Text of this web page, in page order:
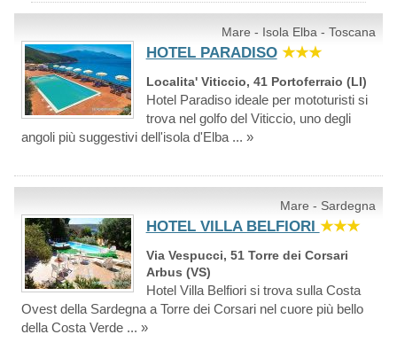
Mare - Isola Elba - Toscana
HOTEL PARADISO ★★★
Localita' Viticcio, 41 Portoferraio (LI)
Hotel Paradiso ideale per mototuristi si
trova nel golfo del Viticcio, uno degli
angoli più suggestivi dell'isola d'Elba ... »
Mare - Sardegna
HOTEL VILLA BELFIORI ★★★
Via Vespucci, 51 Torre dei Corsari
Arbus (VS)
Hotel Villa Belfiori si trova sulla Costa
Ovest della Sardegna a Torre dei Corsari nel cuore più bello
della Costa Verde ... »